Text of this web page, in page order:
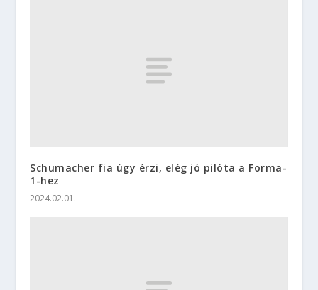
Schumacher fia úgy érzi, elég jó pilóta a Forma-
1-hez
2024.02.01.